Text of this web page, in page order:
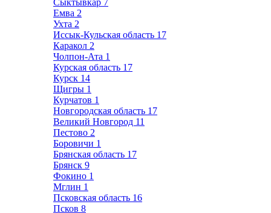
Сыктывкар 7
Емва 2
Ухта 2
Иссык-Кульская область 17
Каракол 2
Чолпон-Ата 1
Курская область 17
Курск 14
Щигры 1
Курчатов 1
Новгородская область 17
Великий Новгород 11
Пестово 2
Боровичи 1
Брянская область 17
Брянск 9
Фокино 1
Мглин 1
Псковская область 16
Псков 8